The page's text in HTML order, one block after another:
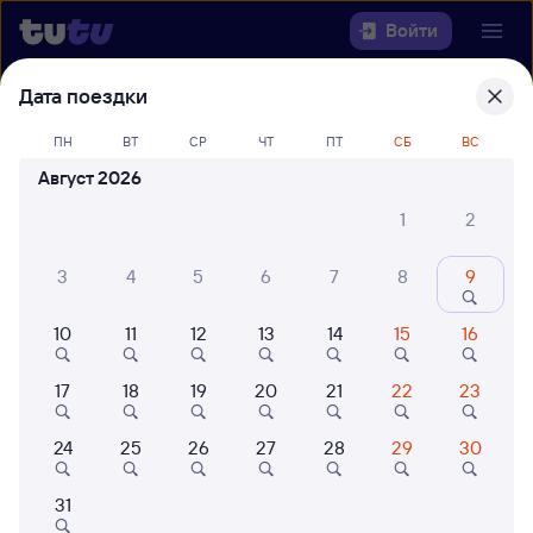
Войти
Выберите день, чтобы найти
билеты Новосибирск — Абакан
Откуда
Кто едет
Найти поезда
Дата поездки
ПН ВТ СР ЧТ ПТ СБ ВС
Август 2026
1
2
3 4 5 6 7 8 9
10 11 12 13 14 15 16
17 18 19 20 21 22 23
24 25 26 27 28 29 30
31